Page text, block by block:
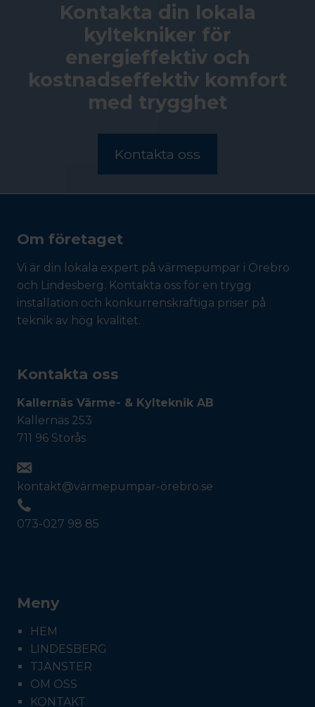
Kontakta din lokala
kyltekniker för
energieffektiv och
kostnadseffektiv komfort
med trygghet
Kontakta oss
Om företaget
Vi är din lokala expert på värmepumpar i Örebro
och Lindesberg. Kontakta oss för en trygg
installation och konkurrenskraftiga priser på
teknik av hög kvalitet.
Kontakta oss
Kallernäs Värme- & Kylteknik AB
Kallernäs 253
711 96 Storås
kontakt@värmepumpar-örebro.se
073-027 98 85
Meny
HEM
LINDESBERG
TJÄNSTER
OM OSS
KONTAKT